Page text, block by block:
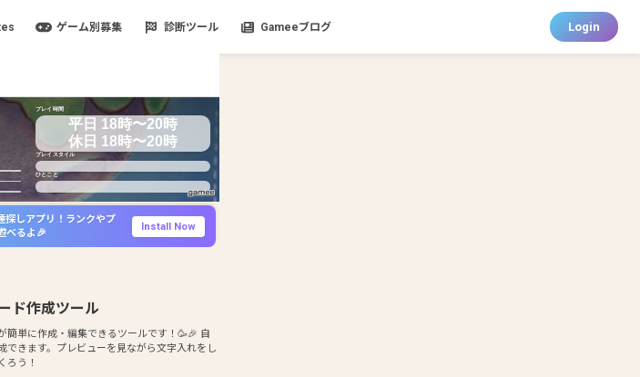
ゲーム別募集 診断ツール Gameeブログ Login
プレイ時間
平日 18時〜20時
休日 18時〜20時
プレイスタイル
ひとこと
探しアプリ！ランクやプ
べるよ🎉
Install Now
ド作成ツール
簡単に作成・編集できるツールです！🥳🎉 自
できます。プレビューを見ながら文字入れをし
ろう！